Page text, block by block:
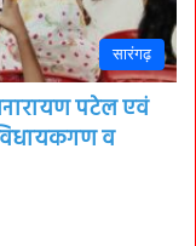
सारंगढ़
पटेल एवं
व